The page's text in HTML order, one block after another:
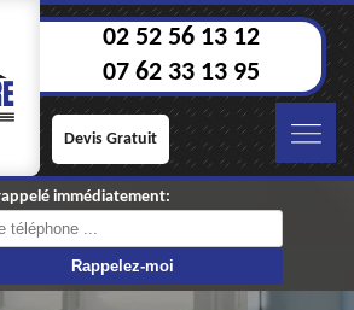
02 52 56 13 12
07 62 33 13 95
Devis Gratuit
immédiatement: